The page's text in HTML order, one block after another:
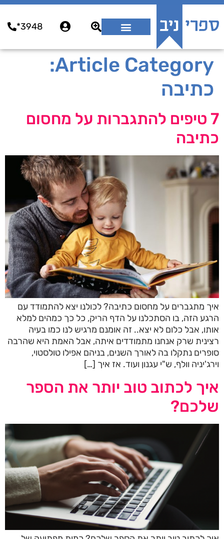
3948*
Article Category:
כתיבה
7 טיפים להתגברות על מחסום
כתיבה
איך מתגברים על מחסום כתיבה? לכולנו יצא להתמודד עם
הרגע הזה, בו הסתכלנו על הדף הריק, כל כך כמהים למלא
אותו, אבל כלום לא יצא.. זה אומנם מרגיש לנו כמו בעיה
רצינית שרק אנחנו מתמודדים איתה, אבל האמת היא שהרבה
סופרים נתקלו בה לאורך השנים, בניהם אפילו טולסטוי,
וירג'יניה וולף, ש"י עגנון ועוד. אז איך […]
איך לכתוב טוב יותר את הספר
שלכם?